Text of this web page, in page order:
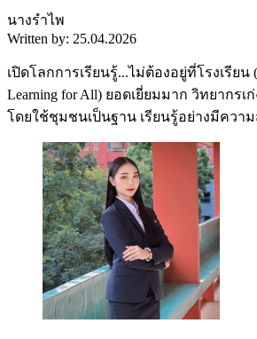
นางรำไพ
Written by: 25.04.2026
เปิดโลกการเรียนรู้...ไม่ต้องอยู่ที่โรงเรียน
Learning for All) ยอดเยี่ยมมาก วิทยากรเ
โดยใช้ชุมชนเป็นฐาน เรียนรู้อย่างมีควา